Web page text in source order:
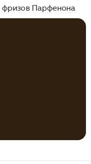
фризов Парфенона